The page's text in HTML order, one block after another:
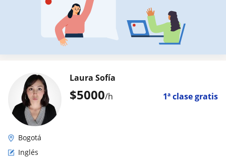
$5000/h 1ª clase gratis
Laura Sofía
Bogotá
Inglés